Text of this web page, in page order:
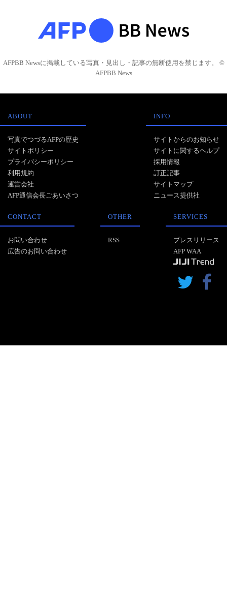
AFPBB Newsに掲載している写真・見出し・記事の無断使用を禁じます。 ©
AFPBB News
ABOUT
写真でつづるAFPの歴史
サイトポリシー
プライバシーポリシー
利用規約
運営会社
AFP通信会長ごあいさつ
INFO
サイトからのお知らせ
サイトに関するヘルプ
採用情報
訂正記事
サイトマップ
ニュース提供社
CONTACT
お問い合わせ
広告のお問い合わせ
OTHER
RSS
SERVICES
プレスリリース
AFP WAA